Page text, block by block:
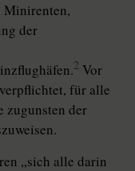
Minirenten,
der
2 Vor
für alle
zugunsten der
„sich alle darin